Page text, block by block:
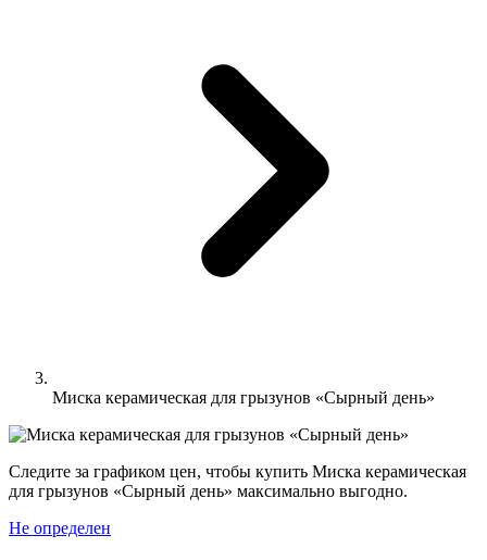
Миска керамическая для грызунов «Сырный день»
Следите за графиком цен, чтобы купить Миска керамическая
для грызунов «Сырный день» максимально выгодно.
Не определен